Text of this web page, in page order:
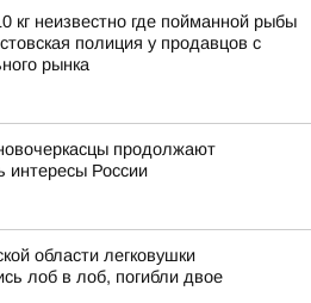
кг неизвестно где пойманной рыбы
полиция у продавцов с
рынка
продолжают
интересы России
области легковушки
лоб в лоб, погибли двое